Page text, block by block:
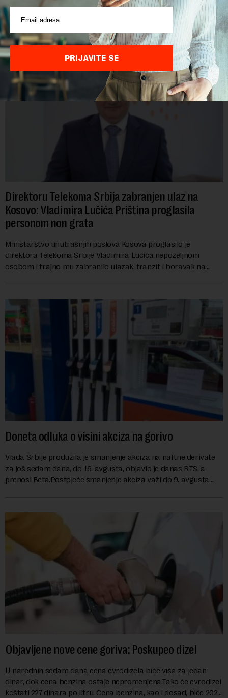
Savez slobodnih sindikata predložio je Ministarstvu za rad
smanjenje granice za odlazak u penziju. Ukoliko bi njihov
predlog bio usvojen, žene bi u penziju išle sa 55, a muškarci sa
60 godina. Iako bi se ver...
Direktoru Telekoma Srbija zabranjen ulaz na
Kosovo: Vladimira Lučića Priština proglasila
personom non grata
Ministarstvo unutrašnjih poslova Kosova proglasilo je
direktora Telekoma Srbije Vladimira Lučića nepoželjnom
osobom i trajno mu zabranilo ulazak, tranzit i boravak na
Doneta odluka o visini akciza na gorivo
Vlada Srbije produžila je smanjenje akciza na naftne derivate
za još sedam dana, do 16. avgusta, objavio je danas RTS, a
prenosi Beta.Postojeće smanjenje akciza važi do 9. avgusta
Objavljene nove cene goriva: Poskupeo dizel
U narednih sedam dana cena evrodizela biće viša za jedan
dinar, dok cena benzina ostaje nepromenjena.Tako će evrodizel
koštati 227 dinara po litru. Cena benzina, kao i dosad, biće 202
PRIJAVITE SE